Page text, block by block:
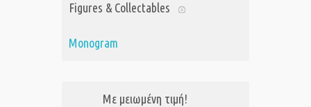
Figures & Collectables
Monogram
Με μειωμένη τιμή!